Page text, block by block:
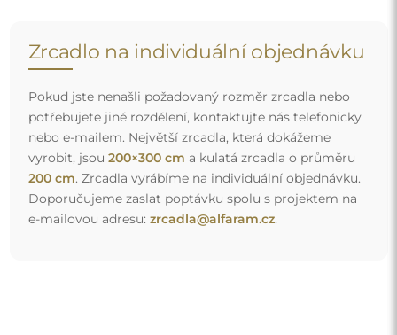
Nemusíte se starat o přepravu – postaráme se o to, aby
objednané zrcadlo dorazilo zcela bezpečně do vašich
rukou, a to úplně zdarma. Disponujeme vlastním vozovým
parkem a vyškoleným personálem, díky čemuž vám
můžeme zaručit, že zrcadlo dorazí v neporušeném stavu,
bez dodatečných nákladů. I když si objednáte zrcadlo
velkých rozměrů, můžete počítat s rychlým doručením.
Podívejte se, jak balíme naše zrcadla.